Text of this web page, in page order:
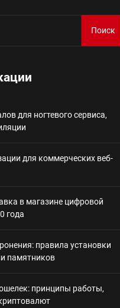
Ассортимент,
Некастодиальный
Поиск
для ногтевого сервиса,
для коммерческих веб-
в магазине цифровой
года
правила установки
памятников
принципы работы,